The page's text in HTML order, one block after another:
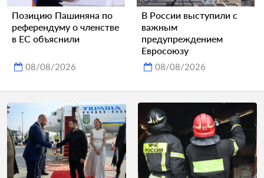
Позицию Пашиняна по
референдуму о членстве
в ЕС объяснили
08/08/2026
В России выступили с
важным
предупреждением
Евросоюзу
08/08/2026